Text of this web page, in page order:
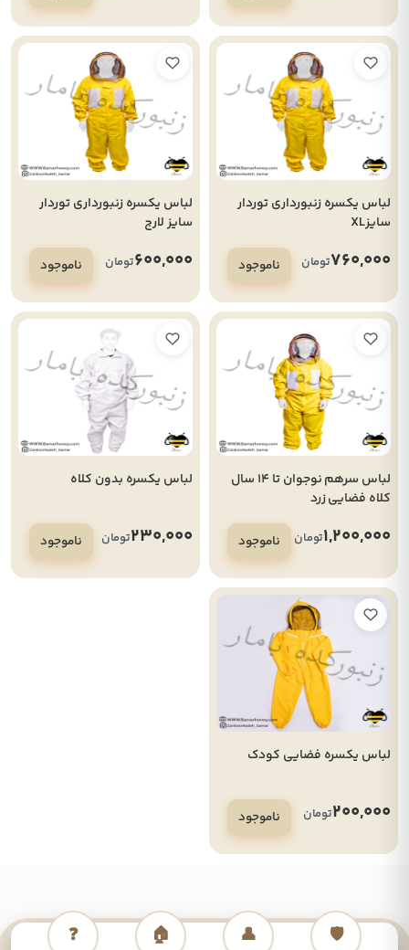
لباس یکسره زنبورداری توردار
سایزXL
760,000تومان ناموجود
لباس یکسره زنبورداری توردار
سایز لارج
600,000تومان ناموجود
لباس سرهم نوجوان تا 14 سال
کلاه فضایی زرد
1,200,000تومان ناموجود
لباس یکسره بدون کلاه
230,000تومان ناموجود
لباس یکسره فضایی کودک
200,000تومان ناموجود
🛡️
👤
🏠
❓